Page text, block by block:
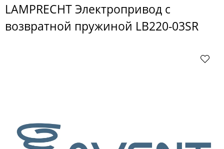
LAMPRECHT Электропривод с
возвратной пружиной LB220-03SR